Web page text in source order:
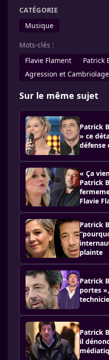
CATÉGORIE
Musique
Mots-clés :
Flavie Flament
Patrick
Agression et Cambriolage
Sur le même sujet
Patrick
» ce
défense
« Ça
Patrick
Flavie
Patrick
plainte
Patrick
portes
Patrick
il